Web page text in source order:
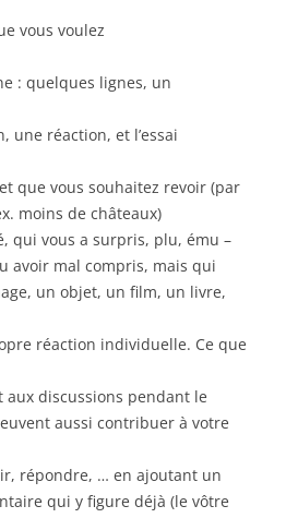
vous voulez
: quelques lignes, un
une réaction, et l’essai
que vous souhaitez revoir (par
moins de châteaux)
qui vous a surpris, plu, ému –
avoir mal compris, mais qui
un objet, un film, un livre,
réaction individuelle. Ce que
discussions pendant le
aussi contribuer à votre
répondre, … en ajoutant un
qui y figure déjà (le vôtre